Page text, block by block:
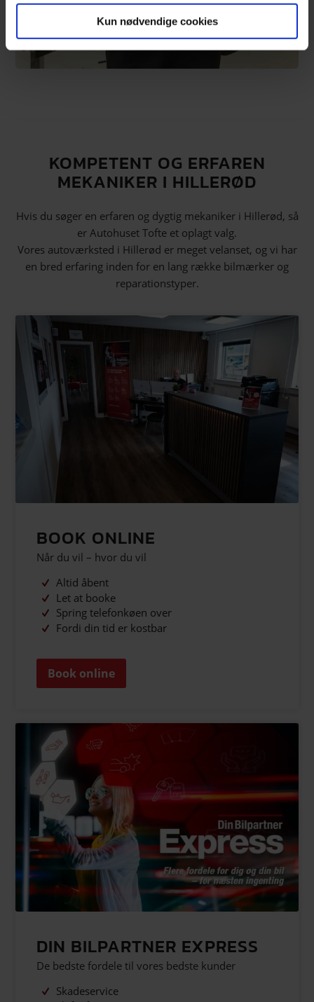
Kun nødvendige cookies
KOMPETENT OG ERFAREN
MEKANIKER I HILLERØD
Hvis du søger en erfaren og dygtig mekaniker i Hillerød, så
er Autohuset Tofte et oplagt valg.
Vores autoværksted i Hillerød er meget velanset, og vi har
en bred erfaring inden for en lang række bilmærker og
reparationstyper.
BOOK ONLINE
Når du vil – hvor du vil
Altid åbent
Let at booke
Spring telefonkøen over
Fordi din tid er kostbar
Book online
DIN BILPARTNER EXPRESS
De bedste fordele til vores bedste kunder
Skadeservice